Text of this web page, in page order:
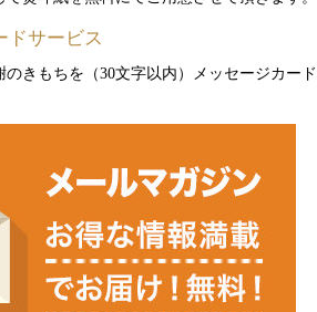
ドサービス
きもちを（30文字以内）メッセージカード